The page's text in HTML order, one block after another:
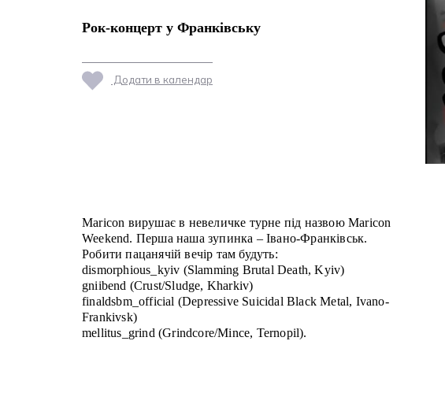
Рок-концерт у Франківську
Додати в календар
Maricon вирушає в невеличке турне під назвою Maricon
Weekend. Перша наша зупинка – Івано-Франківськ.
Робити пацанячій вечір там будуть:
dismorphious_kyiv (Slamming Brutal Death, Kyiv)
gniibend (Crust/Sludge, Kharkiv)
finaldsbm_official (Depressive Suicidal Black Metal, Ivano-
Frankivsk)
mellitus_grind (Grindcore/Mince, Ternopil).